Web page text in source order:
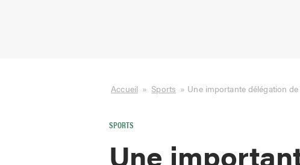
Accueil » Sports » Une importante délégation
SPORTS
Une